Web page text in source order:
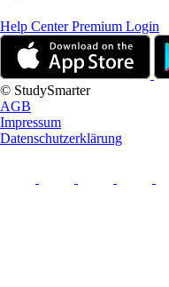
Help CenterPremium Login
© StudySmarter
AGB
Impressum
Datenschutzerklärung